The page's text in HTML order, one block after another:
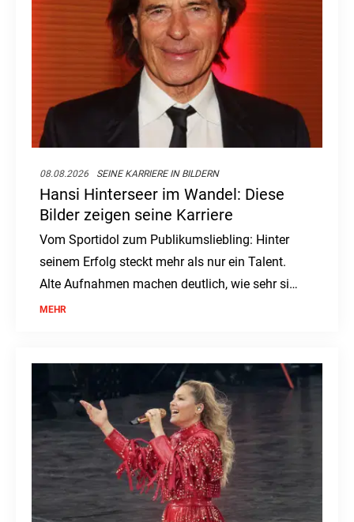
08.08.2026 SEINE KARRIERE IN BILDERN
Hansi Hinterseer im Wandel: Diese
Bilder zeigen seine Karriere
Vom Sportidol zum Publikumsliebling: Hinter
seinem Erfolg steckt mehr als nur ein Talent.
Alte Aufnahmen machen deutlich, wie sehr sich
sein Weg verändert hat.
MEHR